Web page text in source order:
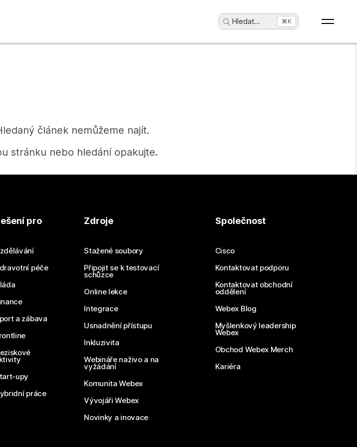
Hledat... ⌘K
článek nemůžeme najít.
stránku nebo hledání opakujte.
získat odpověď?
dotaz
pro
péče
a zábava
upy
práce
Zdroje
Stažené soubory
Připojit se k testovací
schůzce
Online lekce
Integrace
Usnadnění přístupu
Inkluzivita
Webináře naživo a na
vyžádání
Komunita Webex
Vývojáři Webex
Novinky a inovace
Společnost
Cisco
Kontaktovat podporu
Kontaktovat obchodní
oddělení
Webex Blog
Myšlenkový leadership
Webex
Obchod Webex Merch
Kariéra